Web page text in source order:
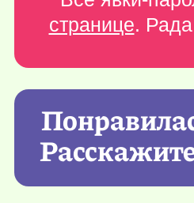
странице. Рада